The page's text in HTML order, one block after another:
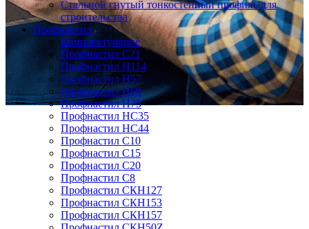
Стальной гнутый тонкостенный профиль для
строительства
Профнастил
Комплектующие
Профнастил C21
Профнастил Н114
Профнастил Н57
Профнастил Н60
Профнастил Н75
Профнастил НС35
Профнастил НС44
Профнастил С10
Профнастил С15
Профнастил С20
Профнастил С8
Профнастил СКН127
Профнастил СКН153
Профнастил СКН157